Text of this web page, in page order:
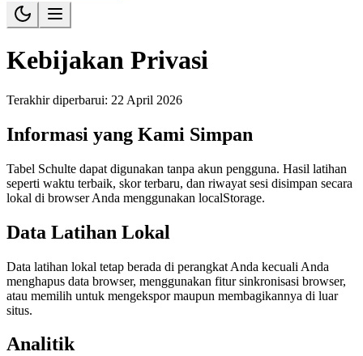
Kebijakan Privasi
Terakhir diperbarui: 22 April 2026
Informasi yang Kami Simpan
Tabel Schulte dapat digunakan tanpa akun pengguna. Hasil latihan
seperti waktu terbaik, skor terbaru, dan riwayat sesi disimpan secara
lokal di browser Anda menggunakan localStorage.
Data Latihan Lokal
Data latihan lokal tetap berada di perangkat Anda kecuali Anda
menghapus data browser, menggunakan fitur sinkronisasi browser,
atau memilih untuk mengekspor maupun membagikannya di luar
situs.
Analitik